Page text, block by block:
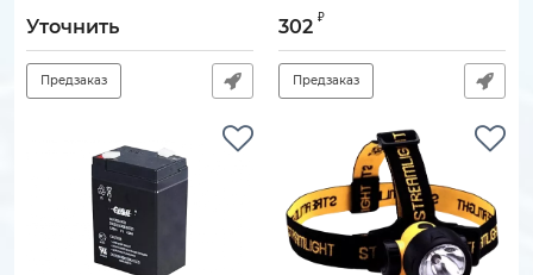
Уточнить
Предзаказ
поворотный,
REXANT
Артикул: 900000-01507
302 ₽
Предзаказ